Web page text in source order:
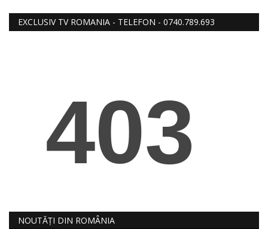
RELIGIE
EXCLUSIV TV ROMANIA - TELEFON - 0740.789.693
NOUTĂȚI DIN ROMÂNIA